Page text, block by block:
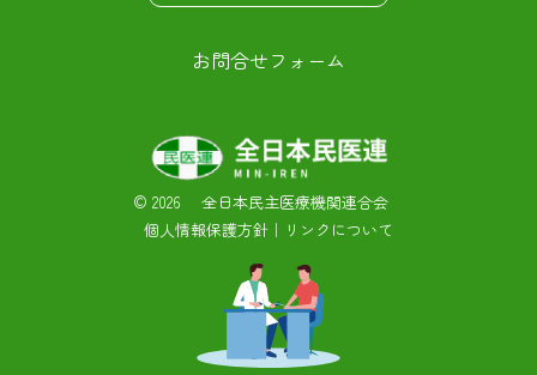
お問合せフォーム
© 2026 全日本民主医療機関連合会
個人情報保護方針 ｜ リンクについて